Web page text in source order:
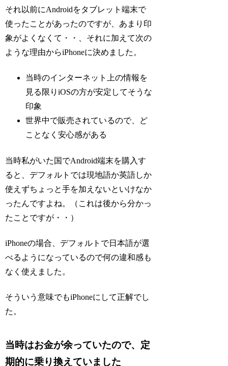
それ以前にAndroidをタブレット端末で
使ったことがあったのですが、あまり印
象がよくなくて・・、それに加えて次の
ような理由からiPhoneに決めました。
当時のインターネット上の情報を
見る限りiOSの方が安定してそうな
印象
世界中で販売されているので、ど
ことなく安心感がある
当時私がいた国でAndroid端末を購入す
ると、デフォルトでは現地語か英語しか
使えずちょっと手を加えないといけなか
ったんですよね。（これは後から分かっ
たことですが・・）
iPhoneの場合、デフォルトで日本語が選
べるようになっているので何の違和感も
なく使えました。
そういう意味でもiPhoneにして正解でし
た。
当時はお金が余っていたので、定
期的に乗り換えていました